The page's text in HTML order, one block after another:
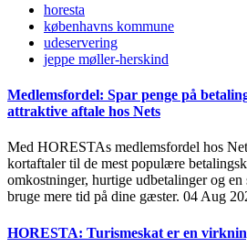
horesta
københavns kommune
udeservering
jeppe møller-herskind
Medlemsfordel: Spar penge på
attraktive aftale hos Nets
Med HORESTAs medlemsfordel hos
kortaftaler til de mest populære
omkostninger, hurtige udbetalinger og
bruge mere tid på dine gæster. 04 Aug
HORESTA: Turismeskat er en